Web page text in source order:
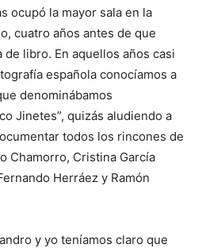
ocupó la mayor sala en la
cuatro años antes de que
libro. En aquellos años casi
española conocíamos a
denominábamos
Jinetes”, quizás aludiendo a
todos los rincones de
Chamorro, Cristina García
Herráez y Ramón
y yo teníamos claro que